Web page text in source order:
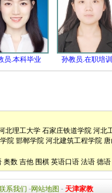
员.本科毕业 孙教员.在职培
北理工大学 石家庄铁道学院 河北
院 邯郸学院 河北建筑工程学院
奥数 吉他 围棋 英语口语 法语 德语
系我们 -网站地图 - 天津家教